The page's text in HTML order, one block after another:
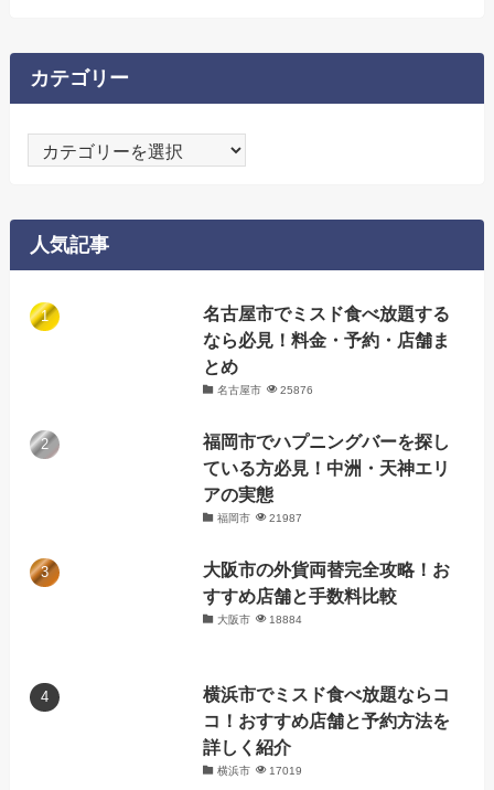
カテゴリー
テ
ー
人気記事
名古屋市でミスド食べ放題する
なら必見！料金・予約・店舗ま
とめ
名古屋市 25876
福岡市でハプニングバーを探し
ている方必見！中洲・天神エリ
アの実態
福岡市 21987
大阪市の外貨両替完全攻略！お
すすめ店舗と手数料比較
大阪市 18884
横浜市でミスド食べ放題ならコ
コ！おすすめ店舗と予約方法を
詳しく紹介
横浜市 17019